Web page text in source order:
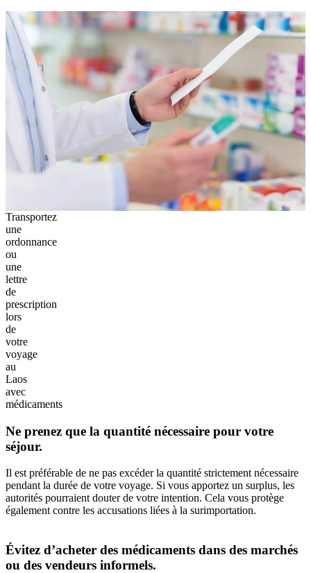
Transportez
une
ordonnance
ou
une
lettre
de
prescription
lors
de
votre
voyage
au
Laos
avec
médicaments
Ne prenez que la quantité nécessaire pour votre
séjour.
Il est‎ préférable de‎ ne pas excéder‎ la quantité strictement‎ nécessaire
pendant‎ la durée de‎ votre voyage.‎ Si vous apportez un surplus,‎ les
autorités pourraient‎ douter de votre intention.‎ Cela vous‎ protège
également‎ contre les accusations‎ liées à la‎ surimportation.
Évitez d’acheter des médicaments dans des marchés
ou des vendeurs informels.